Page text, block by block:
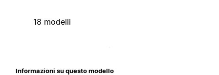
18 modelli
Informazioni su questo modello